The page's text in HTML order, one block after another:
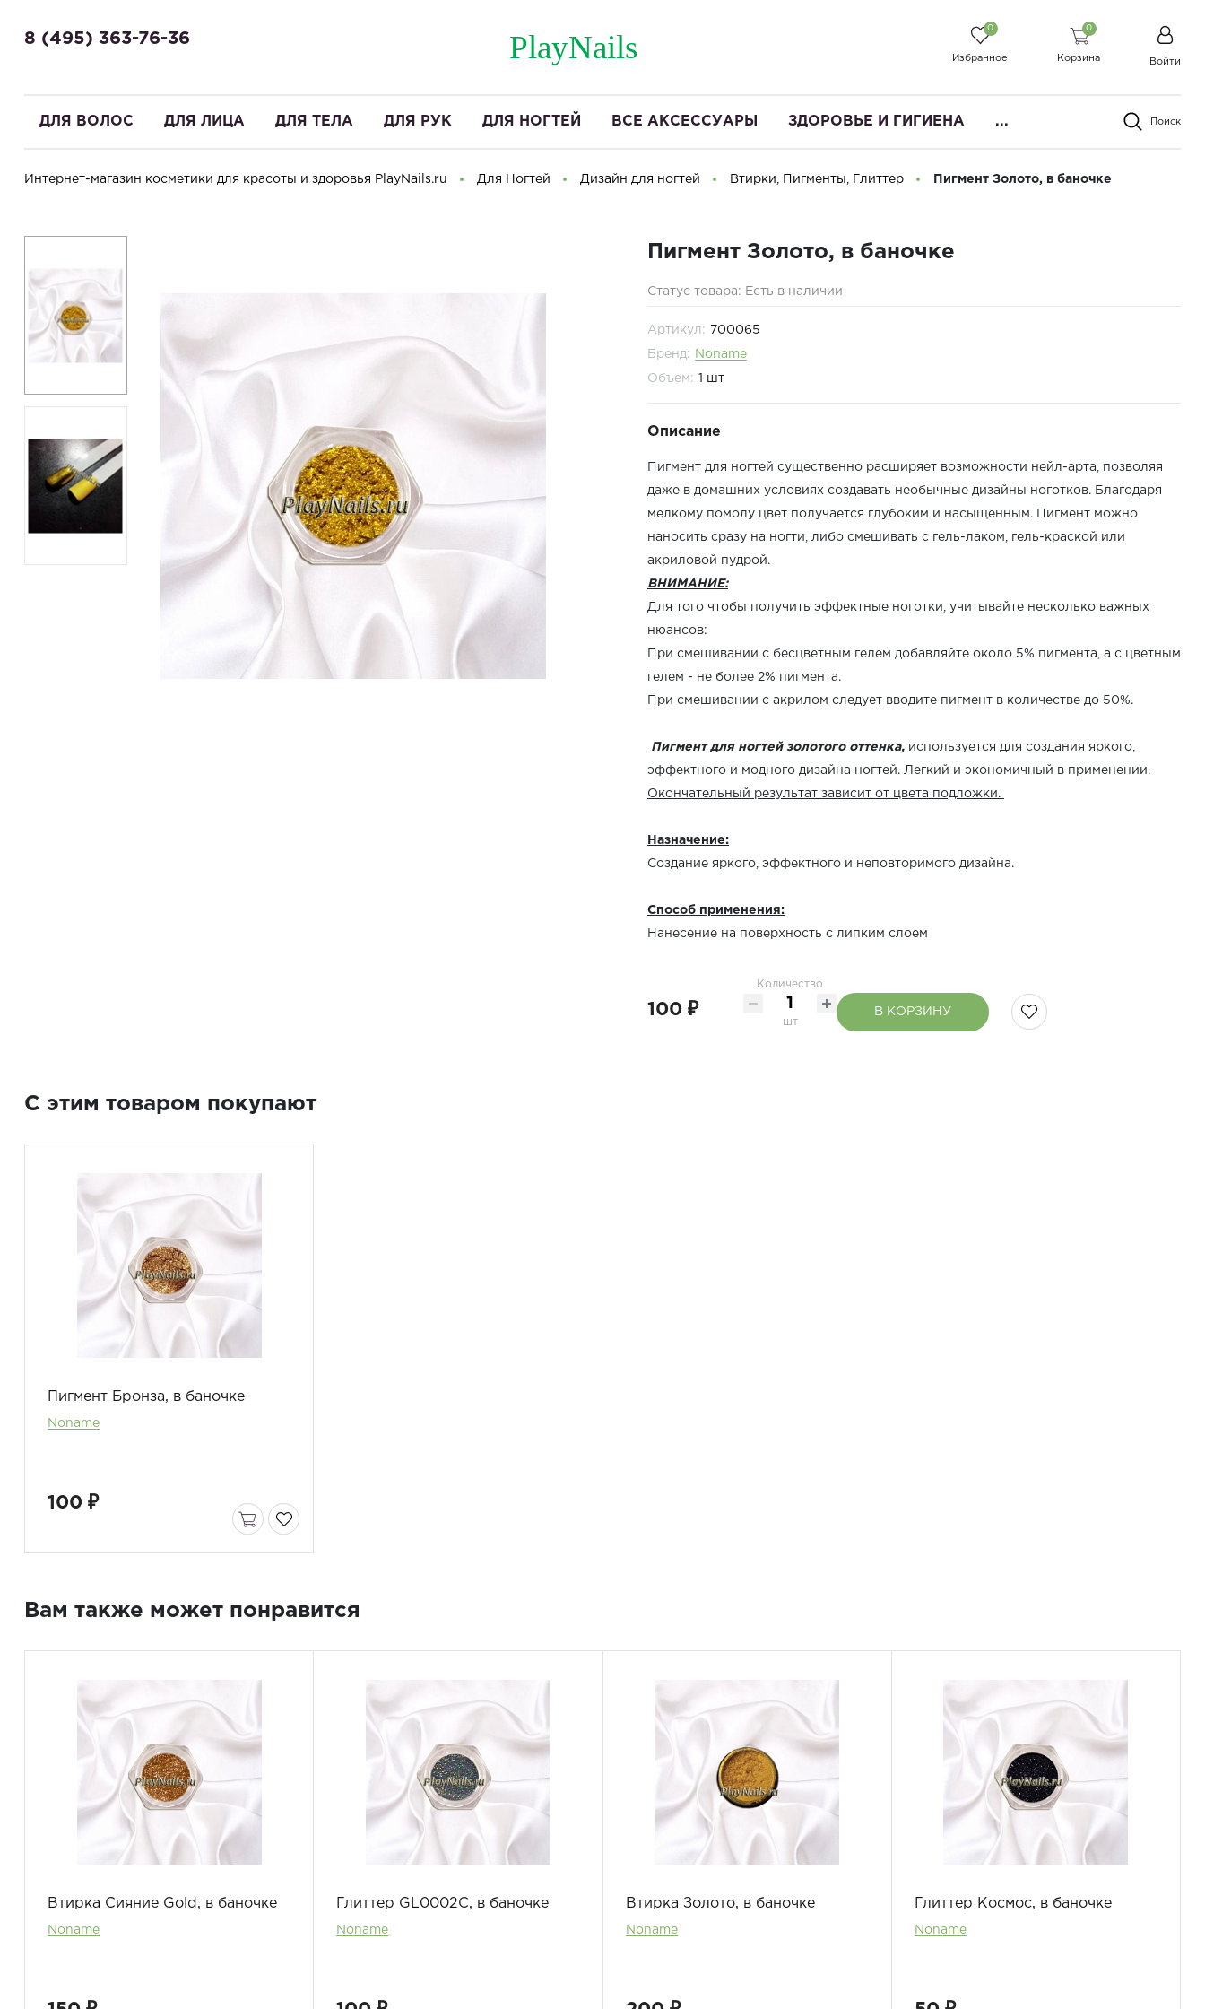
8 (495) 363-76-36 PlayNails
0
Избранное
0
Корзина Войти
ДЛЯ ВОЛОС ДЛЯ ЛИЦА ДЛЯ ТЕЛА ДЛЯ РУК ДЛЯ НОГТЕЙ ВСЕ АКСЕССУАРЫ ЗДОРОВЬЕ И ГИГИЕНА ... Поиск
Интернет-магазин косметики для красоты и здоровья PlayNails.ru Для Ногтей Дизайн для ногтей Втирки, Пигменты, Глиттер Пигмент Золото, в баночке
Пигмент Золото, в баночке
Статус товара: Есть в наличии
Артикул: 700065
Бренд: Noname
Объем: 1 шт
Описание
Пигмент для ногтей существенно расширяет возможности нейл-арта, позволяя
даже в домашних условиях создавать необычные дизайны ноготков. Благодаря
мелкому помолу цвет получается глубоким и насыщенным. Пигмент можно
наносить сразу на ногти, либо смешивать с гель-лаком, гель-краской или
акриловой пудрой.
ВНИМАНИЕ:
Для того чтобы получить эффектные ноготки, учитывайте несколько важных
нюансов:
При смешивании с бесцветным гелем добавляйте около 5% пигмента, а с цветным
гелем - не более 2% пигмента.
При смешивании с акрилом следует вводите пигмент в количестве до 50%.
Пигмент для ногтей золотого оттенка, используется для создания яркого,
эффектного и модного дизайна ногтей. Легкий и экономичный в применении.
Окончательный результат зависит от цвета подложки.
Назначение:
Создание яркого, эффектного и неповторимого дизайна.
Способ применения:
Нанесение на поверхность с липким слоем
100 ₽
Количество
шт
В КОРЗИНУ
C этим товаром покупают
Пигмент Бронза, в баночке
Noname
100 ₽
Вам также может понравится
Втирка Сияние Gold, в баночке
Noname
Глиттер GL0002С, в баночке
Noname
Втирка Золото, в баночке
Noname
Глиттер Космос, в баночке
Noname